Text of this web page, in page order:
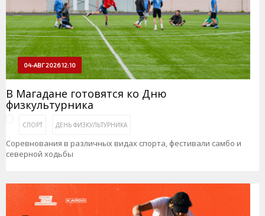
04-АВГ 2026 12:10
В Магадане готовятся ко Дню
физкультурника
СПОРТ ДЕНЬ ФИЗКУЛЬТУРНИКА
Соревнования в различных видах спорта, фестивали самбо и
северной ходьбы